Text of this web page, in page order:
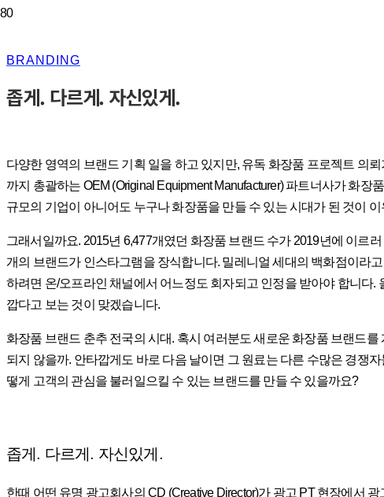
BRANDING
좁게. 다르게. 자신있게.
다양한 영역의 브랜드 기획 일을 하고 있지만, 유독 화장품 프로젝트 의
까지 총괄하는 OEM (Original Equipment Manufacturer) 파트너사가 화
규모의 기업이 아니어도 누구나 화장품을 만들 수 있는 시대가 된 것이
그래서일까요. 2015년 6,477개였던 화장품 브랜드 수가 2019년에 이르
개의 브랜드가 인스타그램을 장식합니다. 밀레니얼 세대의 백화점이라
하려면 온/오프라인 채널에서 어느정도 회자되고 인정을 받아야 합니다
깝다고 보는 것이 맞겠습니다.
화장품 브랜드 춘추 전국의 시대. 혹시 여러분도 새로운 화장품 브랜드
되지 않을까. 안타깝게도 바로 다음 날이면 그 원료는 다른 수많은 경쟁
떻게 고객의 관심을 불러일으킬 수 있는 브랜드를 만들 수 있을까요?
좁게. 다르게. 자신있게.
한때 어떤 유명 광고회사의 CD (Creative Director)가 광고 PT 현장에서